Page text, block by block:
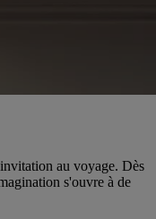
au voyage. Dès
s'ouvre à de